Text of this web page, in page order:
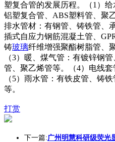
塑复合管的发展历程。（1）
铝塑复合管、ABS塑料管、聚
排水管材：有钢管、铸铁管、
插式自应力钢筋混凝土管、
铸玻璃纤维增强聚酯树脂管、
（3）暖、煤气管：有镀锌钢
管、聚乙烯管等。（4）电线套
（5）雨水管：有铁皮管、铸
等。
打赏
下一篇:广州明慧科研级荧光